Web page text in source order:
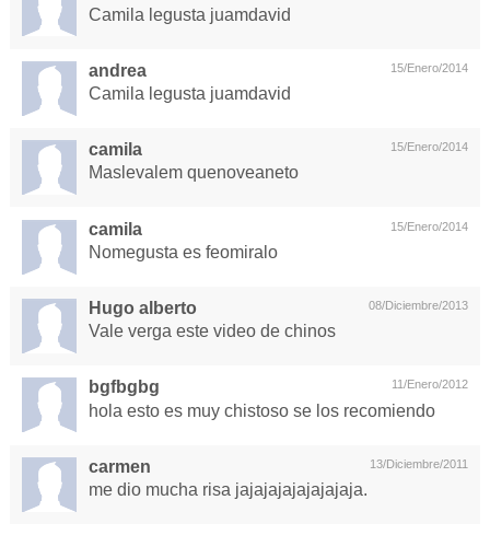
Camila legusta juamdavid
15/Enero/2014
andrea
Camila legusta juamdavid
15/Enero/2014
camila
Maslevalem quenoveaneto
15/Enero/2014
camila
Nomegusta es feomiralo
08/Diciembre/2013
Hugo alberto
Vale verga este video de chinos
11/Enero/2012
bgfbgbg
hola esto es muy chistoso se los recomiendo
13/Diciembre/2011
carmen
me dio mucha risa jajajajajajajajaja.